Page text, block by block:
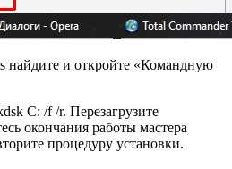
найдите и откройте «Командную
C: /f /r. Перезагрузите
окончания работы мастера
процедуру установки.